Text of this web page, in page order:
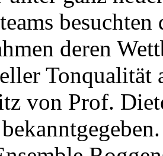
deren
Tonqualität
von Prof.